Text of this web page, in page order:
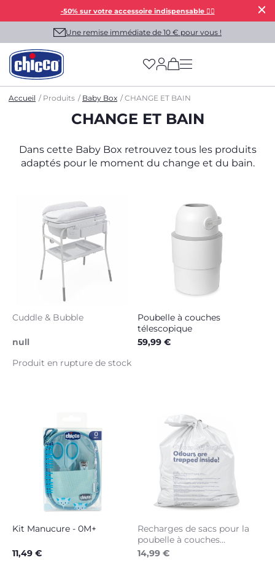
-50% sur votre accessoire indispensable 👯‍♀️
Une remise immédiate de 10 € pour vous !
(has more options
Accueil Produits Baby Box CHANGE ET BAIN
CHANGE ET BAIN
Dans cette Baby Box retrouvez tous les produits
adaptés pour le moment du change et du bain.
Cuddle & Bubble
null
Produit en rupture de stock
Poubelle à couches
télescopique
59,99 €
Kit Manucure - 0M+
11,49 €
Recharges de sacs pour la
poubelle à couches
télescopique
14,99 €